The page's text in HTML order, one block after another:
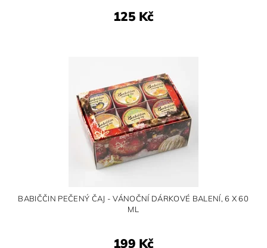
125 Kč
BABIČČIN PEČENÝ ČAJ - VÁNOČNÍ DÁRKOVÉ BALENÍ, 6 X 60
ML
199 Kč